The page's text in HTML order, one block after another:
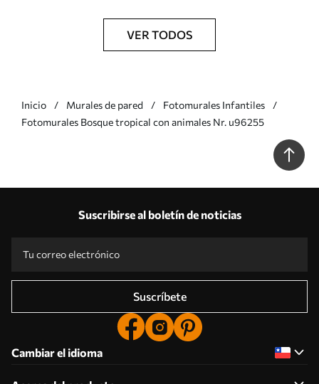
VER TODOS
Inicio Murales de pared
Fotomurales Infantiles
Fotomurales Bosque tropical con animales Nr. u96255
Suscribirse al boletín de noticias
Suscríbete
Cambiar el idioma